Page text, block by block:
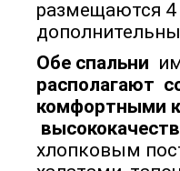
размещаются 4
Обе спальни
располагают
комфортными
хлопковым